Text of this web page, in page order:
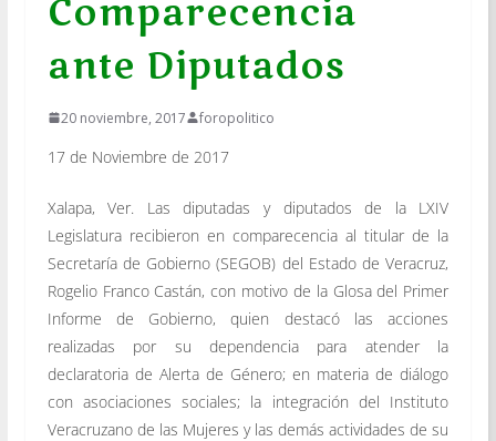
Comparecencia
ante Diputados
20 noviembre, 2017 foropolitico
17 de Noviembre de 2017
Xalapa, Ver. Las diputadas y diputados de la LXIV
Legislatura recibieron en comparecencia al titular de la
Secretaría de Gobierno (SEGOB) del Estado de Veracruz,
Rogelio Franco Castán, con motivo de la Glosa del Primer
Informe de Gobierno, quien destacó las acciones
realizadas por su dependencia para atender la
declaratoria de Alerta de Género; en materia de diálogo
con asociaciones sociales; la integración del Instituto
Veracruzano de las Mujeres y las demás actividades de su